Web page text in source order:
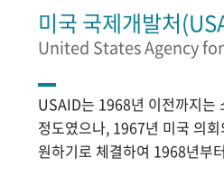
미국 국제개발처
United States Agency
USAID는 1968년 이전까지는
정도였으나, 1967년 미국 의
원하기로 체결하여 1968년부